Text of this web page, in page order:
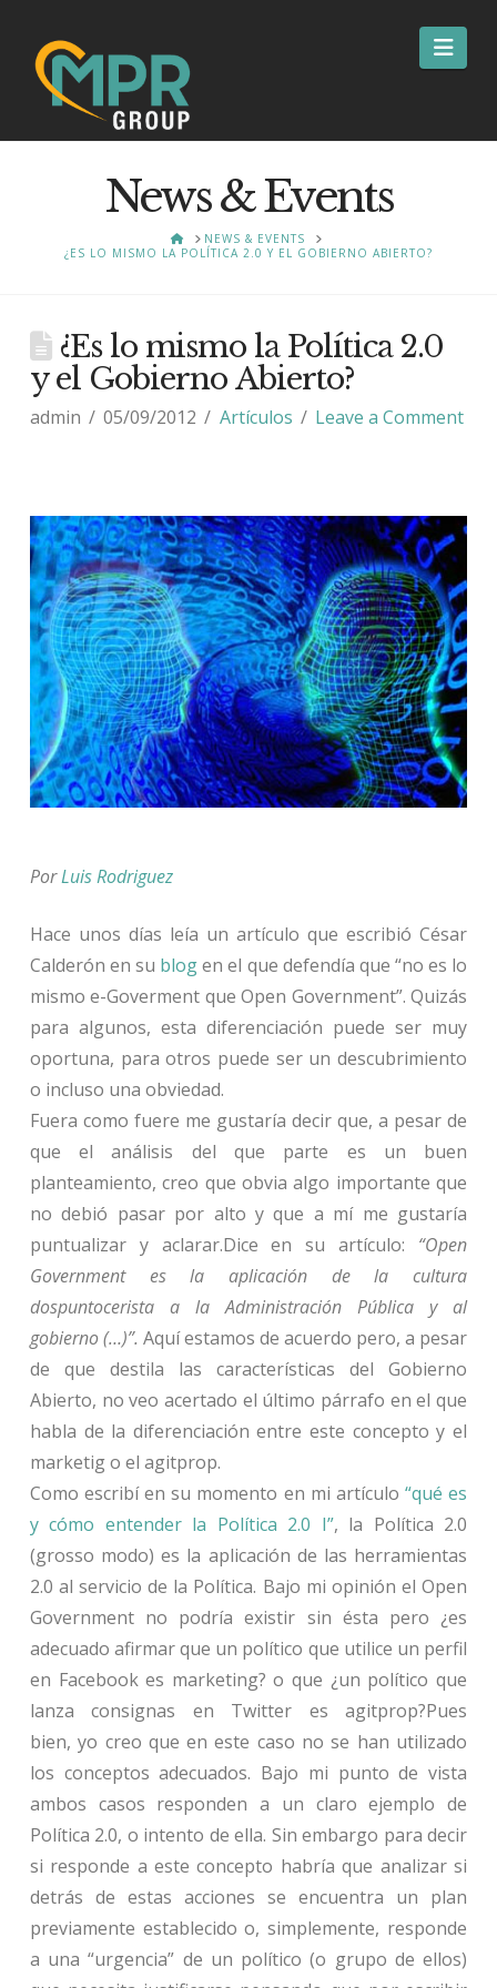
News & Events
HOMENEWS & EVENTS
¿ES LO MISMO LA POLÍTICA 2.0 Y EL GOBIERNO ABIERTO?
¿Es lo mismo la Política 2.0
y el Gobierno Abierto?
admin 05/09/2012 Artículos Leave a Comment
PorLuis Rodriguez
Hace unos días leía un artículo que escribió César
Calderón en su blogen el que defendía que “no es lo
mismo e-Goverment que Open Government”. Quizás
para algunos, esta diferenciación puede ser muy
oportuna, para otros puede ser un descubrimiento
o incluso una obviedad.
Fuera como fuere me gustaría decir que, a pesar de
que el análisis del que parte es un buen
planteamiento, creo que obvia algo importante que
no debió pasar por alto y que a mí me gustaría
puntualizar y aclarar.Dice en su artículo: “Open
Government es la aplicación de la cultura
dospuntocerista a la Administración Pública y al
gobierno (…)”. Aquí estamos de acuerdo pero, a pesar
de que destila las características del Gobierno
Abierto, no veo acertado el último párrafo en el que
habla de la diferenciación entre este concepto y el
marketig o el agitprop.
Como escribí en su momento en mi artículo “qué es
y cómo entender la Política 2.0 I”, la Política 2.0
(grosso modo) es la aplicación de las herramientas
2.0 al servicio de la Política. Bajo mi opinión el Open
Government no podría existir sin ésta pero ¿es
adecuado afirmar que un político que utilice un perfil
en Facebook es marketing? o que ¿un político que
lanza consignas en Twitter es agitprop?Pues
bien, yo creo que en este caso no se han utilizado
los conceptos adecuados. Bajo mi punto de vista
ambos casos responden a un claro ejemplo de
Política 2.0, o intento de ella. Sin embargo para decir
si responde a este concepto habría que analizar si
detrás de estas acciones se encuentra un plan
previamente establecido o, simplemente, responde
a una “urgencia” de un político (o grupo de ellos)